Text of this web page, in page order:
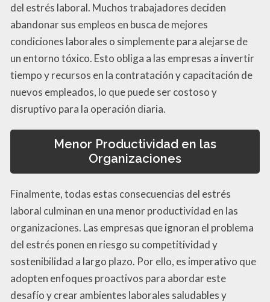
del estrés laboral. Muchos trabajadores deciden
abandonar sus empleos en busca de mejores
condiciones laborales o simplemente para alejarse de
un entorno tóxico. Esto obliga a las empresas a invertir
tiempo y recursos en la contratación y capacitación de
nuevos empleados, lo que puede ser costoso y
disruptivo para la operación diaria.
Menor Productividad en las
Organizaciones
Finalmente, todas estas consecuencias del estrés
laboral culminan en una menor productividad en las
organizaciones. Las empresas que ignoran el problema
del estrés ponen en riesgo su competitividad y
sostenibilidad a largo plazo. Por ello, es imperativo que
adopten enfoques proactivos para abordar este
desafío y crear ambientes laborales saludables y